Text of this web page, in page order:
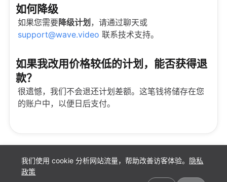
我们使用 cookie 分析网站流量，帮助改善访客体验。 隐私
政策
如何降级
如果您需要降级计划 ，请通过聊天或
support@wave.video 联系技术支持。
如果我改用价格较低的计划，能否获得退
款？
很遗憾，我们不会退还计划差额。这笔钱将储存在您
的账户中，以便日后支付。
Cookie 偏好